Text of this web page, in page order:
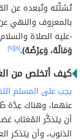
تُشتِّته وتُبعده عن
بالمعروف والنهي
-عليه الصلاة
وَمَالُهُ، وَعِرْضُهُ).[٨] [٩]
كيف أتخلص من
يجب على المسلم
عنهما، وهناك عِدَّة
أن يتذكَّر المُغتاب
الذنوب، وأن يتذكر